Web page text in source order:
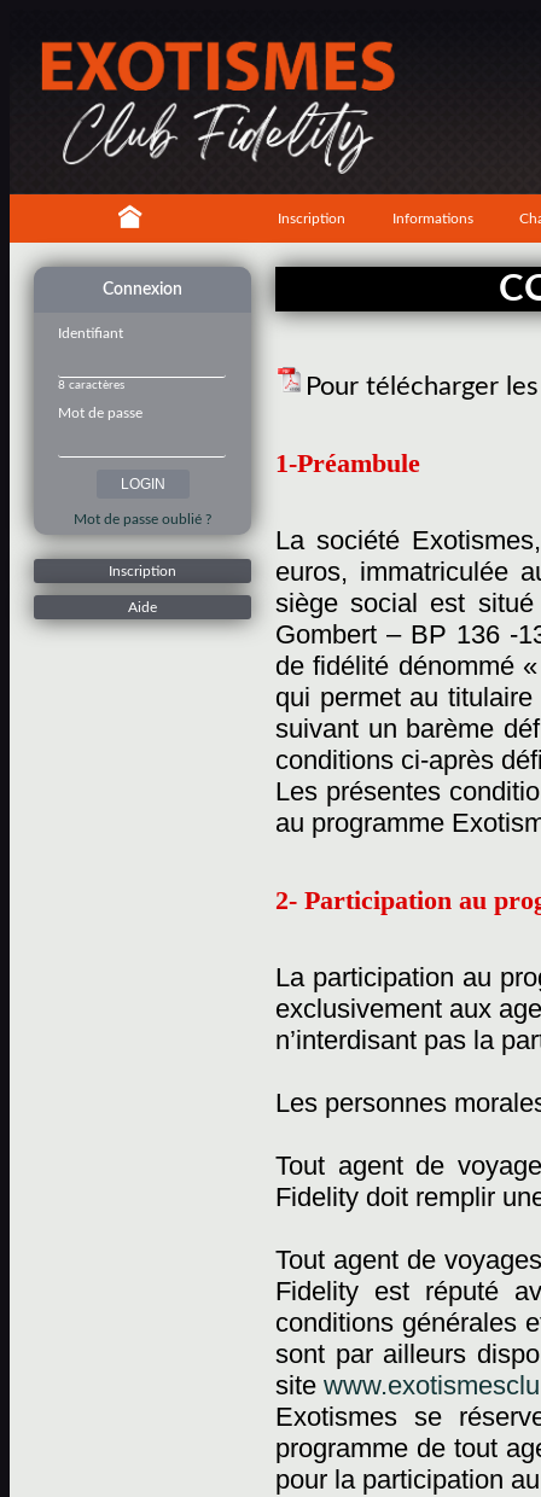
Inscription Informations
Connexion
Identifiant
8 caractères
Mot de passe
Mot de passe oublié ?
Inscription
Aide
Pour télécharger
1-Préambule
La société
euros, immatriculée
siège social est
Gombert – BP 136 -
de fidélité dénommé
qui permet au
suivant un barème
conditions ci-après
Les présentes
au programme
2- Participation au
La participation au
exclusivement aux
n’interdisant pas la
Les personnes
Tout agent de
Fidelity doit remplir
Tout agent de
Fidelity est réputé
conditions générales
sont par ailleurs
site
Exotismes se
programme de tout
pour la participation